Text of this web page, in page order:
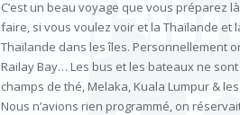
C’est un beau voyage que vous préparez
faire, si vous voulez voir et la Thaïlande et
Thaïlande dans les îles. Personnellement
Railay Bay… Les bus et les bateaux ne
champs de thé, Melaka, Kuala Lumpur &
Nous n’avions rien programmé, on